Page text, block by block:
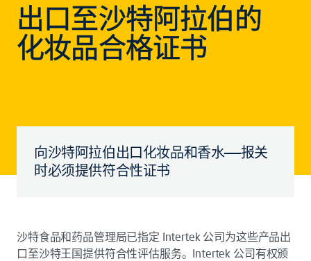
出口至沙特阿拉伯的
化妆品合格证书
向沙特阿拉伯出口化妆品和香水——报关
时必须提供符合性证书
沙特食品和药品管理局已指定 Intertek 公司为这些产品出
口至沙特王国提供符合性评估服务。Intertek 公司有权颁